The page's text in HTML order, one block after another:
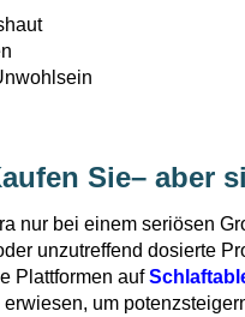
Sie– aber
nur bei einem seriösen
unzutreffend dosierte
Plattformen auf
um